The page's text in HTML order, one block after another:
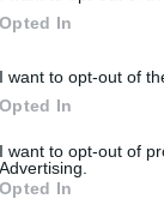
Opted In
I want to opt-out of
Opted In
I want to opt-out of
Advertising.
Opted In